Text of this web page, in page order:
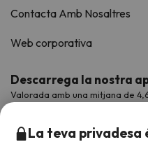
Contacta Amb Nosaltres
Web corporativa
Descarrega la nostra
Valorada amb una mitjana de
La teva